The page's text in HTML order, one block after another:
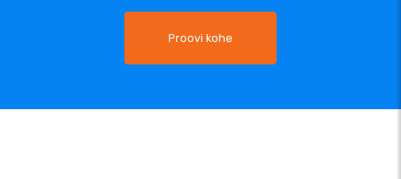
Proovi kohe